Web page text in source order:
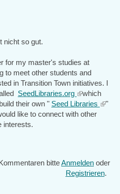
nicht so gut.
for my master's studies at
to meet other students and
in Transition Town initiatives. I
SeedLibraries.org (link
is
external)
which
their own " Seed Libraries (link
"
like to connect with other
interests.
bitteAnmelden oder
Registrieren.